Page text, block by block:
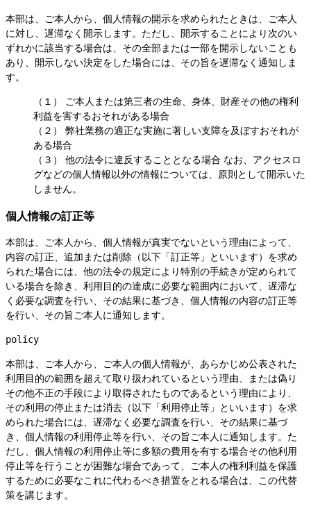
本部は、ご本人から、個人情報の開示を求められたときは、ご本人
に対し、遅滞なく開示します。ただし、開示することにより次のい
ずれかに該当する場合は、その全部または一部を開示しないことも
あり、開示しない決定をした場合には、その旨を遅滞なく通知しま
す。
（１） ご本人または第三者の生命、身体、財産その他の権利
利益を害するおそれがある場合
（２） 弊社業務の適正な実施に著しい支障を及ぼすおそれが
ある場合
（３） 他の法令に違反することとなる場合 なお、アクセスロ
グなどの個人情報以外の情報については、原則として開示いた
しません。
個人情報の訂正等
本部は、ご本人から、個人情報が真実でないという理由によって、
内容の訂正、追加または削除（以下「訂正等」といいます）を求め
られた場合には、他の法令の規定により特別の手続きが定められて
いる場合を除き、利用目的の達成に必要な範囲内において、遅滞な
く必要な調査を行い、その結果に基づき、個人情報の内容の訂正等
を行い、その旨ご本人に通知します。
policy
本部は、ご本人から、ご本人の個人情報が、あらかじめ公表された
利用目的の範囲を超えて取り扱われているという理由、または偽り
その他不正の手段により取得されたものであるという理由により、
その利用の停止または消去（以下「利用停止等」といいます）を求
められた場合には、遅滞なく必要な調査を行い、その結果に基づ
き、個人情報の利用停止等を行い、その旨ご本人に通知します。た
だし、個人情報の利用停止等に多額の費用を有する場合その他利用
停止等を行うことが困難な場合であって、ご本人の権利利益を保護
するために必要なこれに代わるべき措置をとれる場合は、この代替
策を講じます。